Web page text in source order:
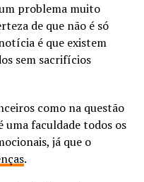
problema muito
de que não é só
é que existem
sem sacrifícios
como na questão
uma faculdade todos os
já que o
.